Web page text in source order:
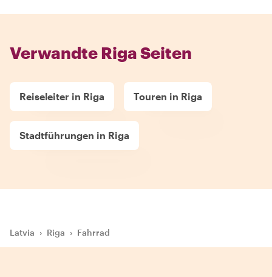
Verwandte Riga Seiten
Reiseleiter in Riga Touren in Riga
Stadtführungen in Riga
Latvia › Riga › Fahrrad